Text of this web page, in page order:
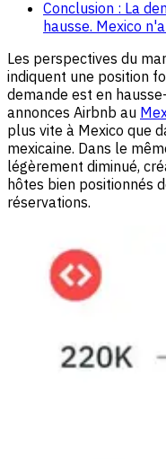
Conclusion : La
hausse. Mexico
Les perspectives du
indiquent une position
demande est en
annonces Airbnb au
plus vite à Mexico que
mexicaine. Dans le
légèrement diminué,
hôtes bien positionnés
réservations.